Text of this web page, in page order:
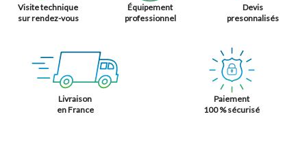
Visite technique
sur rendez-vous
Équipement
professionnel
Devis
presonnalisés
Livraison
en France
Paiement
100 % sécurisé